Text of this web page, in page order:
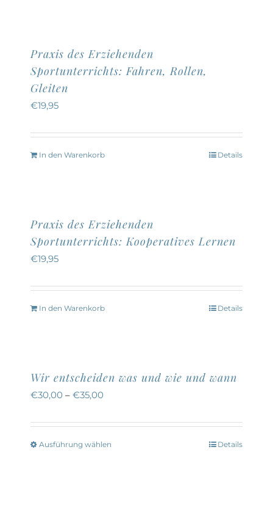
Varianten
auf.
können
werden
Praxis des Erziehenden
Sportunterrichts: Fahren, Rollen,
Gleiten
€19,95
In den Warenkorb Details
Praxis des Erziehenden
Sportunterrichts: Kooperatives Lernen
€19,95
In den Warenkorb Details
Wir entscheiden was und wie und wann
€30,00 – €35,00
Ausführung wählen Details